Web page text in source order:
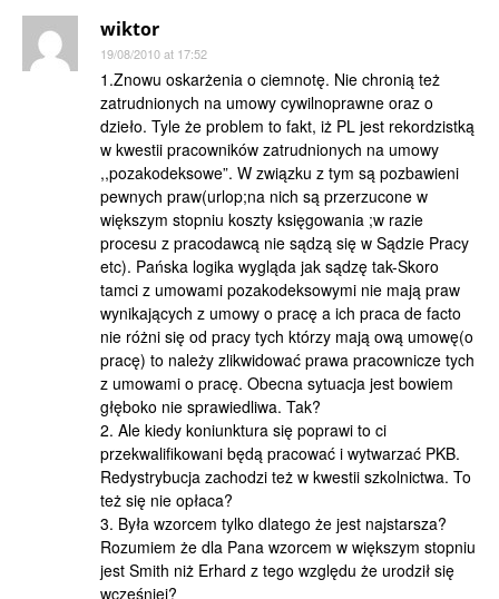
wiktor
19/08/2010 at 17:52
1.Znowu oskarżenia o ciemnotę. Nie chronią też
zatrudnionych na umowy cywilnoprawne oraz o
dzieło. Tyle że problem to fakt, iż PL jest rekordzistką
w kwestii pracowników zatrudnionych na umowy
,,pozakodeksowe”. W związku z tym są pozbawieni
pewnych praw(urlop;na nich są przerzucone w
większym stopniu koszty księgowania ;w razie
procesu z pracodawcą nie sądzą się w Sądzie Pracy
etc). Pańska logika wygląda jak sądzę tak-Skoro
tamci z umowami pozakodeksowymi nie mają praw
wynikających z umowy o pracę a ich praca de facto
nie różni się od pracy tych którzy mają ową umowę(o
pracę) to należy zlikwidować prawa pracownicze tych
z umowami o pracę. Obecna sytuacja jest bowiem
głęboko nie sprawiedliwa. Tak?
2. Ale kiedy koniunktura się poprawi to ci
przekwalifikowani będą pracować i wytwarzać PKB.
Redystrybucja zachodzi też w kwestii szkolnictwa. To
też się nie opłaca?
3. Była wzorcem tylko dlatego że jest najstarsza?
Rozumiem że dla Pana wzorcem w większym stopniu
jest Smith niż Erhard z tego względu że urodził się
wcześniej?